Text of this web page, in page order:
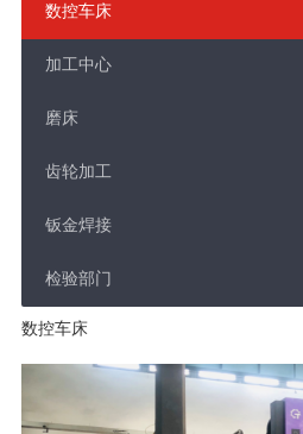
数控车床
加工中心
磨床
齿轮加工
钣金焊接
检验部门
数控车床